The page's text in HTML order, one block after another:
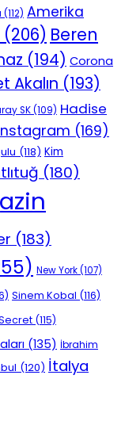
(112) Amerika
(206) Beren
(194) Corona
Akalın (193)
SK(109) Hadise
(169)
(118) Kim
(180)
(183)
New York(107)
Sinem Kobal (116)
(115)
(135) İbrahim
(120) İtalya